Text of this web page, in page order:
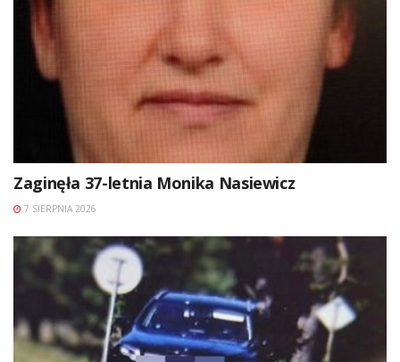
Zaginęła 37-letnia Monika Nasiewicz
7 SIERPNIA 2026